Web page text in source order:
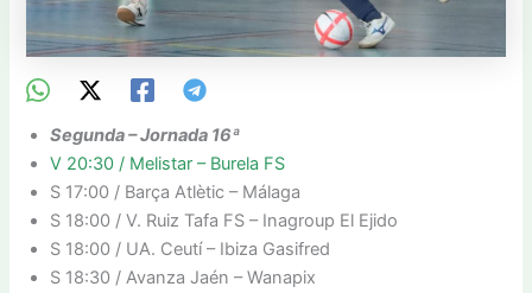
Segunda – Jornada 16ª
V 20:30 / Melistar – Burela FS
S 17:00 / Barça Atlètic – Málaga
S 18:00 / V. Ruiz Tafa FS – Inagroup El Ejido
S 18:00 / UA. Ceutí – Ibiza Gasifred
S 18:30 / Avanza Jaén – Wanapix